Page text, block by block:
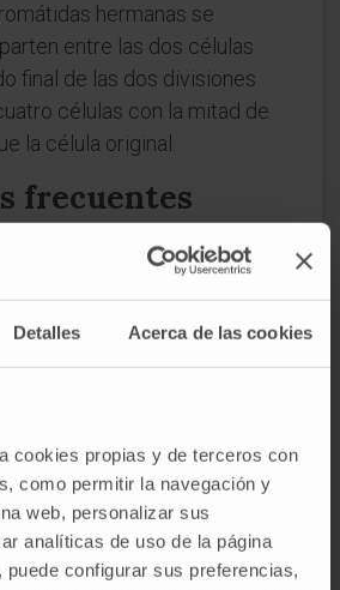
Detalles Acerca de las cookies
cookies propias y de terceros con
como permitir la navegación y
web, personalizar sus
analíticas de uso de la página
puede configurar sus preferencias,
hermanas se
entre las dos células
final de las dos divisiones
células con la mitad de
la célula original.
frecuentes
la palabra
aná, «hacia atrás, de nuevo») y
hacia los polos de la célula.
se consolidó a finales del
trabajos de Walther
histólogos que estudiaron la
microscopio.